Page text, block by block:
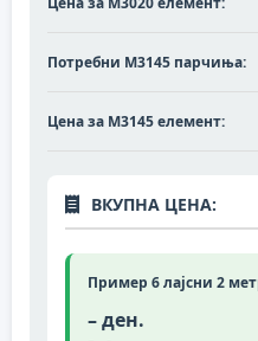
Потребни M3145 парчиња:
Цена за M3145 елемент:
ВКУПНА ЦЕНА:
Пример 6 лајсни 2
– ден.